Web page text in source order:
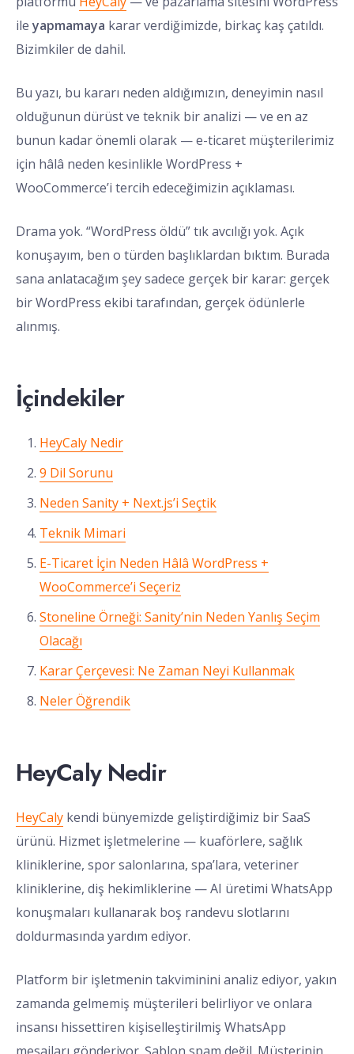
ileyapmamaya karar verdiğimizde, birkaç kaş çatıldı.
Bizimkiler de dahil.
Bu yazı, bu kararı neden aldığımızın, deneyimin nasıl
olduğunun dürüst ve teknik bir analizi — ve en az
bunun kadar önemli olarak — e-ticaret müşterilerimiz
için hâlâ neden kesinlikle WordPress +
WooCommerce’i tercih edeceğimizin açıklaması.
Drama yok. “WordPress öldü” tık avcılığı yok. Açık
konuşayım, ben o türden başlıklardan bıktım. Burada
sana anlatacağım şey sadece gerçek bir karar: gerçek
bir WordPress ekibi tarafından, gerçek ödünlerle
alınmış.
İçindekiler
HeyCaly Nedir
9 Dil Sorunu
Neden Sanity + Next.js’i Seçtik
Teknik Mimari
E-Ticaret İçin Neden Hâlâ WordPress +
WooCommerce’i Seçeriz
Stoneline Örneği: Sanity’nin Neden Yanlış Seçim
Olacağı
Karar Çerçevesi: Ne Zaman Neyi Kullanmak
Neler Öğrendik
HeyCaly Nedir
HeyCaly kendi bünyemizde geliştirdiğimiz bir SaaS
ürünü. Hizmet işletmelerine — kuaförlere, sağlık
kliniklerine, spor salonlarına, spa’lara, veteriner
kliniklerine, diş hekimliklerine — AI üretimi WhatsApp
konuşmaları kullanarak boş randevu slotlarını
doldurmasında yardım ediyor.
Platform bir işletmenin takviminini analiz ediyor, yakın
zamanda gelmemiş müşterileri belirliyor ve onlara
insansı hissettiren kişiselleştirilmiş WhatsApp